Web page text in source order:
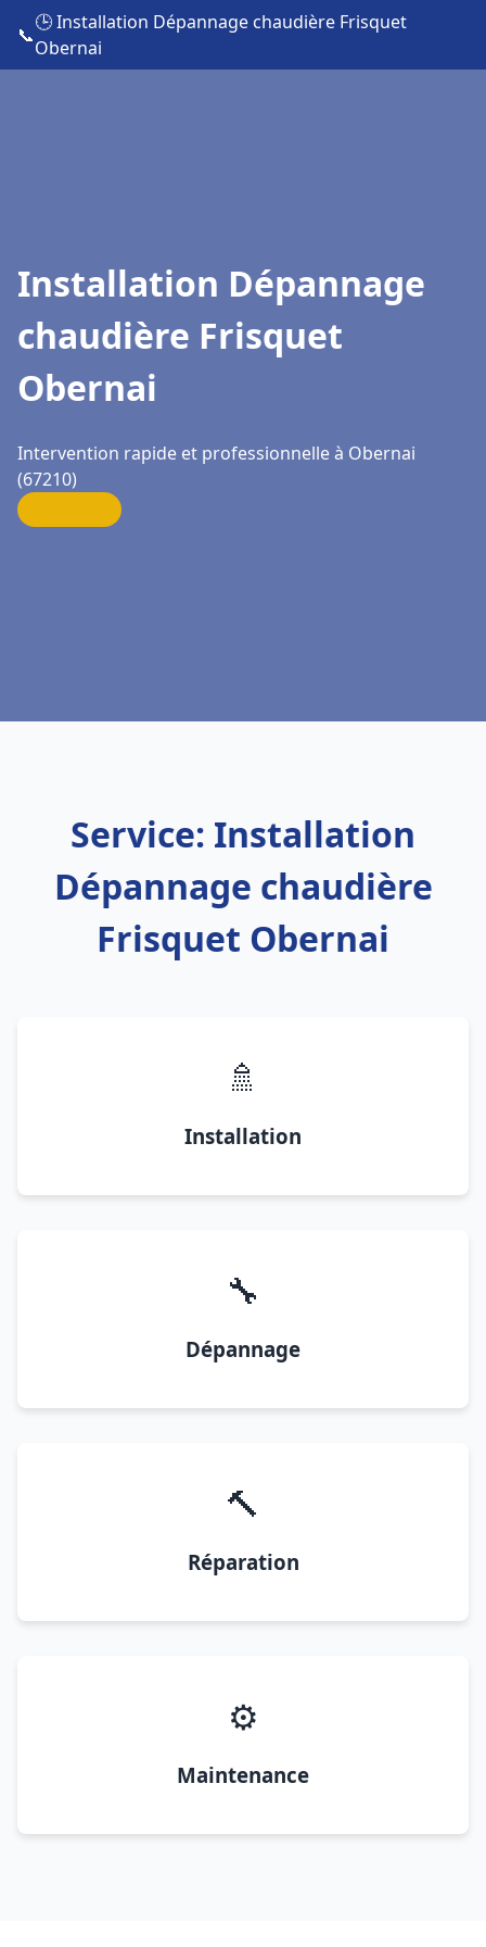
📞
🕒 Installation Dépannage chaudière Frisquet
Obernai
Installation Dépannage
chaudière Frisquet
Obernai
Intervention rapide et professionnelle à Obernai
(67210)
Service: Installation
Dépannage chaudière
Frisquet Obernai
🚿
Installation
🔧
Dépannage
🔨
Réparation
⚙️
Maintenance